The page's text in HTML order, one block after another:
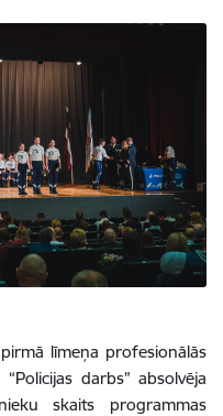
līmeņa profesionālās
darbs” absolvēja
skaits programmas